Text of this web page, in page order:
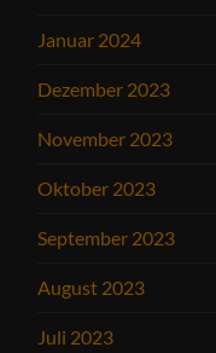
Januar 2024
Dezember 2023
November 2023
Oktober 2023
September 2023
August 2023
Juli 2023